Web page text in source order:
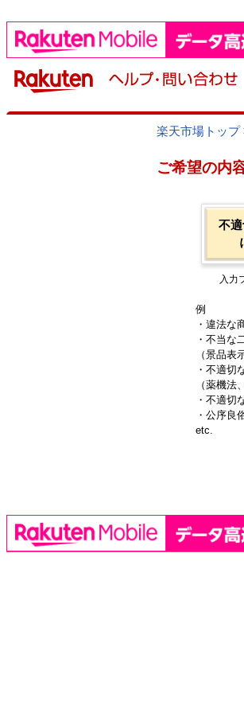
楽天市場トップ
ご希望の内
不
入力
例
・違法な
・不当な
（景品表
・不適切
（薬機法
・不適切
・公序良
etc.